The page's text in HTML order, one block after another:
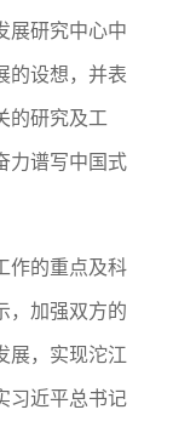
展研究中心中
的设想，并表
的研究及工
力谱写中国式
作的重点及科
，加强双方的
展，实现沱江
习近平总书记